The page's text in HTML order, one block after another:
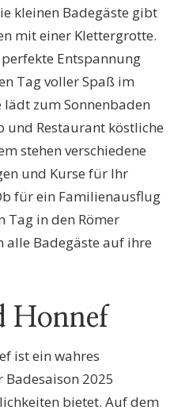
kleinen Badegäste gibt
mit einer Klettergrotte.
Entspannung
Tag voller Spaß im
lädt zum Sonnenbaden
und Restaurant köstliche
stehen verschiedene
und Kurse für Ihr
für ein Familienausflug
Tag in den Römer
alle Badegäste auf ihre
Honnef
ist ein wahres
2025
bietet. Auf dem